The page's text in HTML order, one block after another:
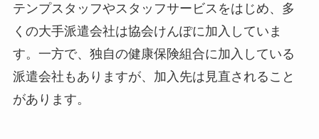
テンプスタッフやスタッフサービスをはじめ、多
くの大手派遣会社は協会けんぽに加入していま
す。一方で、独自の健康保険組合に加入している
派遣会社もありますが、加入先は見直されること
があります。